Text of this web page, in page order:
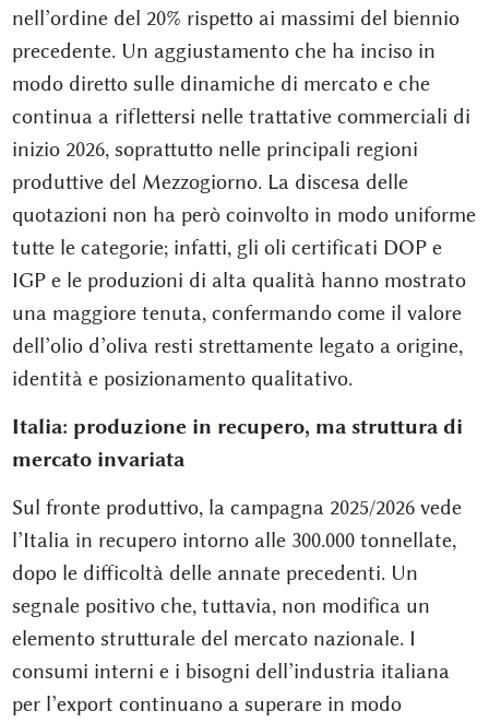
nell’ordine del 20% rispetto ai massimi del biennio
precedente. Un aggiustamento che ha inciso in
modo diretto sulle dinamiche di mercato e che
continua a riflettersi nelle trattative commerciali di
inizio 2026, soprattutto nelle principali regioni
produttive del Mezzogiorno. La discesa delle
quotazioni non ha però coinvolto in modo uniforme
tutte le categorie; infatti, gli oli certificati DOP e
IGP e le produzioni di alta qualità hanno mostrato
una maggiore tenuta, confermando come il valore
dell’olio d’oliva resti strettamente legato a origine,
identità e posizionamento qualitativo.
Italia: produzione in recupero, ma struttura di
mercato invariata
Sul fronte produttivo, la campagna 2025/2026 vede
l’Italia in recupero intorno alle 300.000 tonnellate,
dopo le difficoltà delle annate precedenti. Un
segnale positivo che, tuttavia, non modifica un
elemento strutturale del mercato nazionale. I
consumi interni e i bisogni dell’industria italiana
per l’export continuano a superare in modo